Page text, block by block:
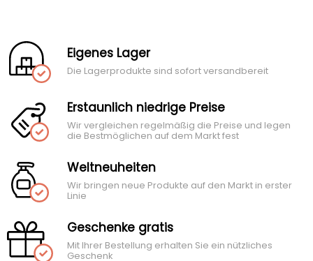
Eigenes Lager
Die Lagerprodukte sind sofort versandbereit
Erstaunlich niedrige Preise
Wir vergleichen regelmäßig die Preise und legen
die Bestmöglichen auf dem Markt fest
Weltneuheiten
Wir bringen neue Produkte auf den Markt in erster
Linie
Geschenke gratis
Mit Ihrer Bestellung erhalten Sie ein nützliches
Geschenk